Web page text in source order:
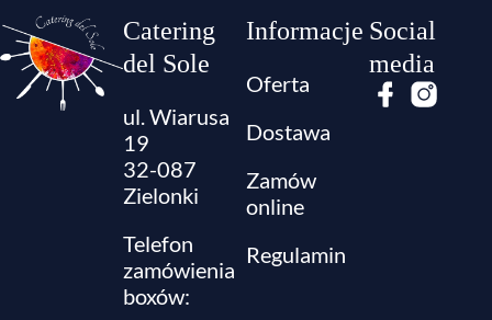
Catering
del Sole
ul. Wiarusa
19
32-087
Zielonki
Telefon
zamówienia
boxów:
Informacje
Oferta
Dostawa
Zamów
online
Regulamin
Social
media